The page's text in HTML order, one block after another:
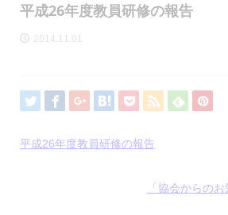
平成26年度教員研修の報告
2014.11.01
平成26年度教員研修の報告
「協会からの